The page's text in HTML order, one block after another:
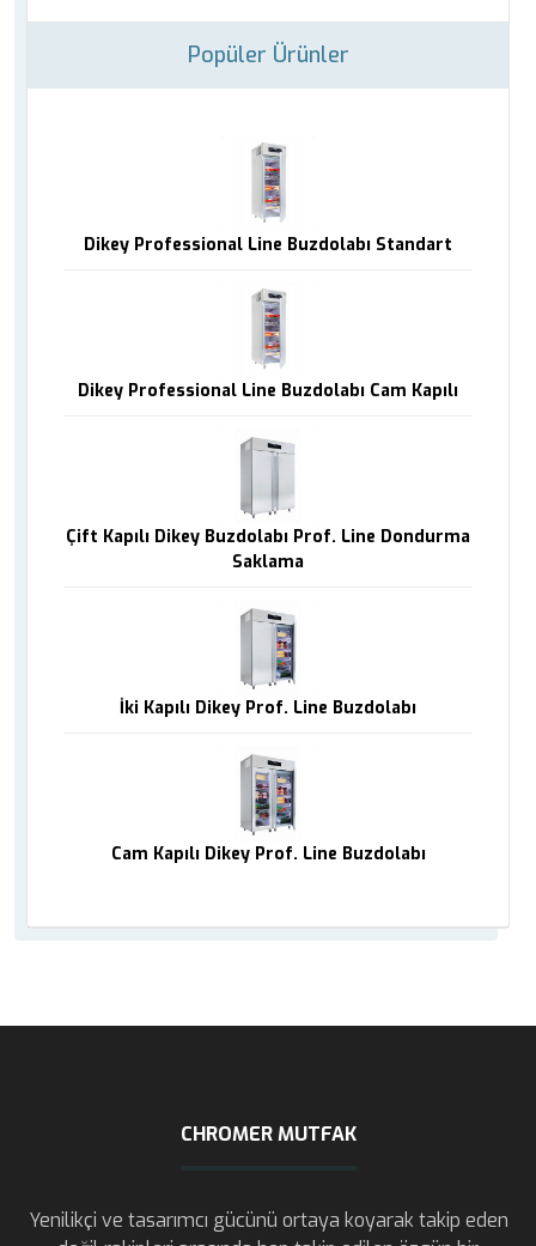
Popüler Ürünler
Dikey Professional Line Buzdolabı Standart
Dikey Professional Line Buzdolabı Cam Kapılı
Çift Kapılı Dikey Buzdolabı Prof. Line Dondurma
Saklama
İki Kapılı Dikey Prof. Line Buzdolabı
Cam Kapılı Dikey Prof. Line Buzdolabı
CHROMER MUTFAK
Yenilikçi ve tasarımcı gücünü ortaya koyarak takip eden